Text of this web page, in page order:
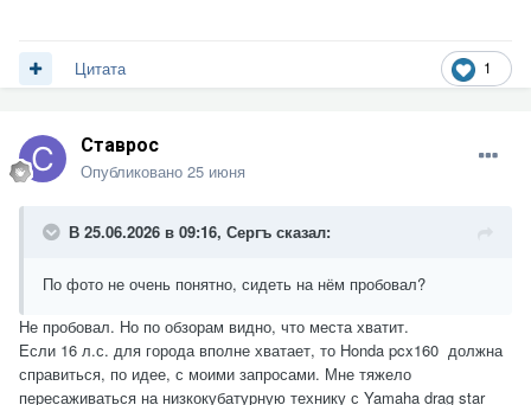
1
Цитата
Ставрос
Опубликовано 25 июня
В 25.06.2026 в 09:16, Сергъ сказал:
По фото не очень понятно, сидеть на нём пробовал?
Не пробовал. Но по обзорам видно, что места хватит.
Если 16 л.с. для города вполне хватает, то Honda pcx160 должна
справиться, по идее, с моими запросами. Мне тяжело
пересаживаться на низкокубатурную технику с Yamaha drag star